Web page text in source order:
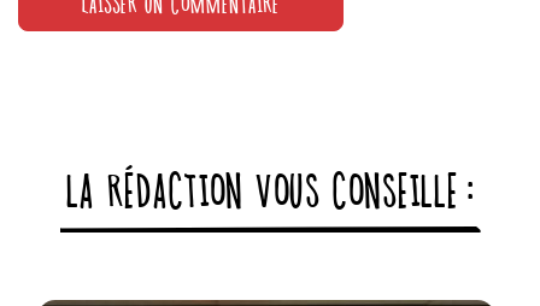
LA RÉDACTION VOUS CONSEILLE :